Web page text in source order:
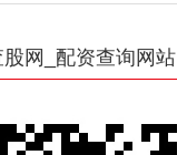
网_配资查询网站